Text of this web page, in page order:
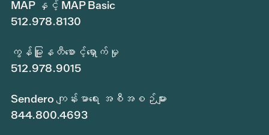
MAP နှင့် MAP Basic
512.978.8130
ကွန်မြူနတီစောင့်ရှောက်မှု
512.978.9015
Sendero ကျန်းမာရေး အစီအစဉ်များ
844.800.4693